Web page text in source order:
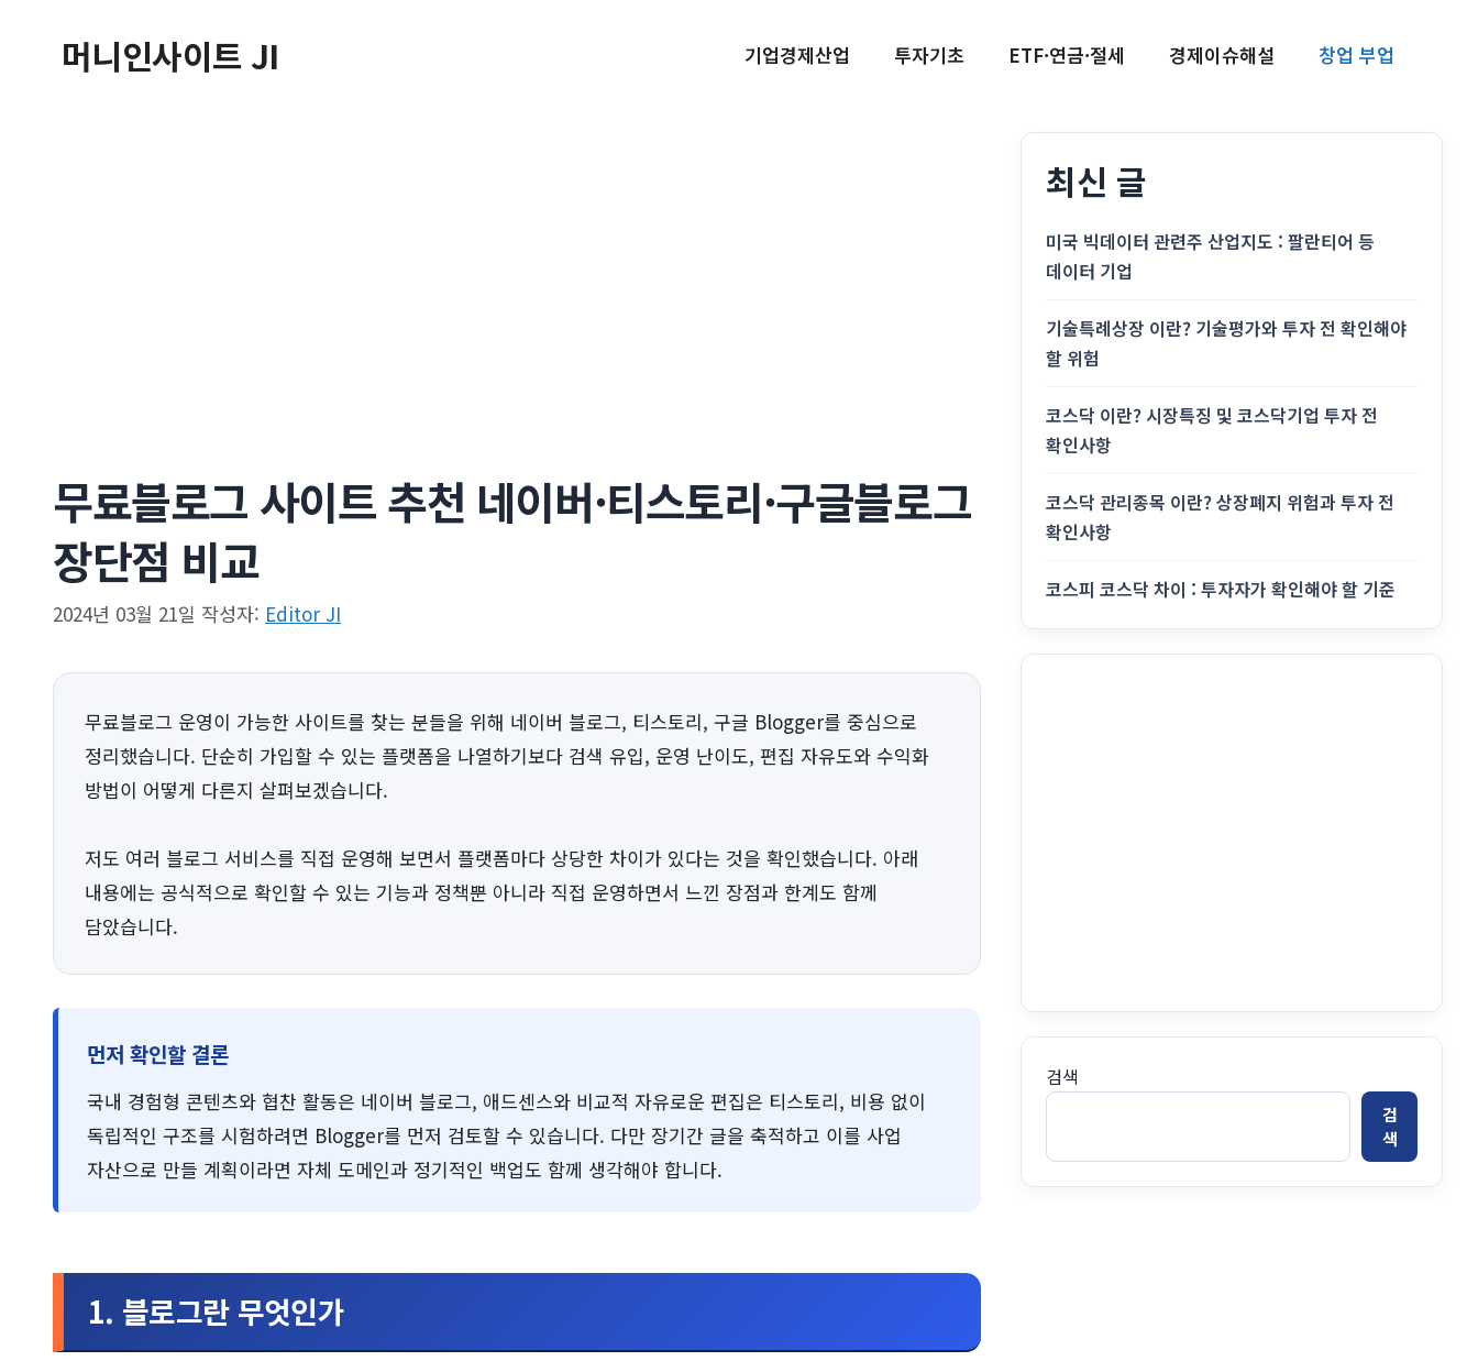
머니인사이트 JI 기업경제산업 투자기초 ETF·연금·절세 경제이슈해설 창업 부업
무료블로그 사이트 추천 네이버·티스토리·구글블로그
장단점 비교
2024년 03월 21일 작성자: Editor JI
무료블로그 운영이 가능한 사이트를 찾는 분들을 위해 네이버 블로그, 티스토리, 구글 Blogger를 중심으로
정리했습니다. 단순히 가입할 수 있는 플랫폼을 나열하기보다 검색 유입, 운영 난이도, 편집 자유도와 수익화
방법이 어떻게 다른지 살펴보겠습니다.
저도 여러 블로그 서비스를 직접 운영해 보면서 플랫폼마다 상당한 차이가 있다는 것을 확인했습니다. 아래
내용에는 공식적으로 확인할 수 있는 기능과 정책뿐 아니라 직접 운영하면서 느낀 장점과 한계도 함께
담았습니다.
먼저 확인할 결론
국내 경험형 콘텐츠와 협찬 활동은 네이버 블로그, 애드센스와 비교적 자유로운 편집은 티스토리, 비용 없이
독립적인 구조를 시험하려면 Blogger를 먼저 검토할 수 있습니다. 다만 장기간 글을 축적하고 이를 사업
자산으로 만들 계획이라면 자체 도메인과 정기적인 백업도 함께 생각해야 합니다.
1. 블로그란 무엇인가
최신 글
미국 빅데이터 관련주 산업지도 : 팔란티어 등
데이터 기업
기술특례상장 이란? 기술평가와 투자 전 확인해야
할 위험
코스닥 이란? 시장특징 및 코스닥기업 투자 전
확인사항
코스닥 관리종목 이란? 상장폐지 위험과 투자 전
확인사항
코스피 코스닥 차이 : 투자자가 확인해야 할 기준
검색
검
색